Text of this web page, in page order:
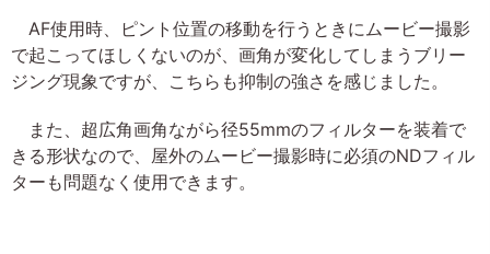
AF使用時、ピント位置の移動を行うときにムービー撮影
で起こってほしくないのが、画角が変化してしまうブリー
ジング現象ですが、こちらも抑制の強さを感じました。
また、超広角画角ながら径55mmのフィルターを装着で
きる形状なので、屋外のムービー撮影時に必須のNDフィル
ターも問題なく使用できます。